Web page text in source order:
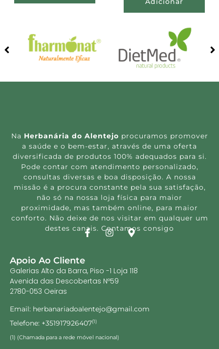
Na Herbanária do Alentejo procuramos promover
a saúde e o bem-estar, através de uma oferta
diversificada de produtos 100% adequados para si.
Pode contar com atendimento personalizado,
consultas diversas e boa disposição. A nossa
missão é a procura constante pela sua satisfação,
não só na nossa loja física para maior
proximidade, mas também online, para maior
conforto. Não deixe de nos visitar em qualquer um
destes canais. Contamos consigo
Apoio Ao Cliente
Galerias Alto da Barra, Piso -1 Loja 118
Avenida das Descobertas Nº59
2780-053 Oeiras
Email: herbanariadoalentejo@gmail.com
Telefone: +351917926407(1)
(1) (Chamada para a rede móvel nacional)